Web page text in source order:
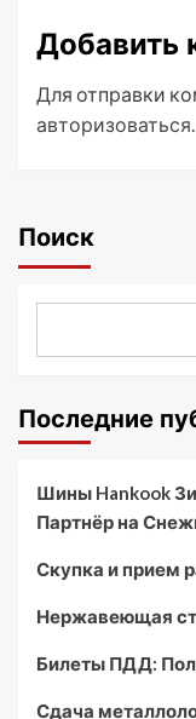
Добавить
Для отправки
авторизоваться.
Поиск
Последние
Шины Hankook
Партнёр на
Скупка и прием
Нержавеющая
Билеты ПДД:
Сдача